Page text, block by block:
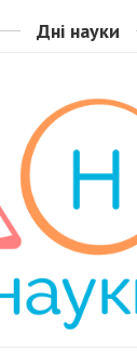
Дні науки